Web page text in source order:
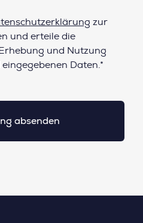
zur
und erteile die
und Nutzung
Daten.*